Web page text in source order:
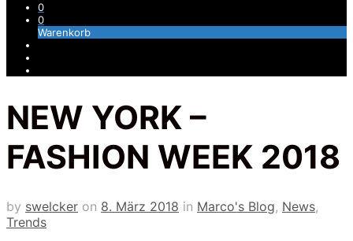
0
0
Warenkorb
NEW YORK –
FASHION WEEK 2018
by swelcker on 8. März 2018 in Marco's Blog, News,
Trends